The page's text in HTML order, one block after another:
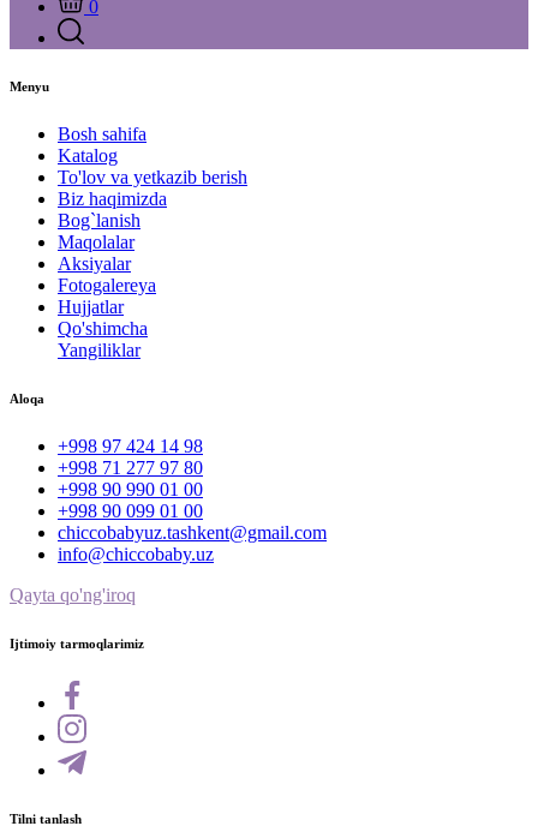
0
Menyu
Bosh sahifa
Katalog
To'lov va yetkazib berish
Biz haqimizda
Bog`lanish
Maqolalar
Aksiyalar
Fotogalereya
Hujjatlar
Qo'shimcha
Yangiliklar
Aloqa
+998 97 424 14 98
+998 71 277 97 80
+998 90 990 01 00
+998 90 099 01 00
chiccobabyuz.tashkent@gmail.com
info@chiccobaby.uz
Qayta qo'ng'iroq
Ijtimoiy tarmoqlarimiz
Tilni tanlash